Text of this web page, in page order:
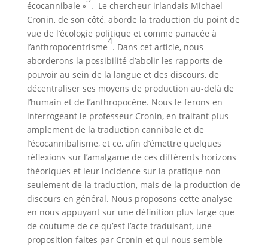
écocannibale » . Le chercheur irlandais Michael
Cronin, de son côté, aborde la traduction du point de
vue de l’écologie politique et comme panacée à
l’anthropocentrisme
4
. Dans cet article, nous
aborderons la possibilité d’abolir les rapports de
pouvoir au sein de la langue et des discours, de
décentraliser ses moyens de production au-delà de
l’humain et de l’anthropocène. Nous le ferons en
interrogeant le professeur Cronin, en traitant plus
amplement de la traduction cannibale et de
l’écocannibalisme, et ce, afin d’émettre quelques
réflexions sur l’amalgame de ces différents horizons
théoriques et leur incidence sur la pratique non
seulement de la traduction, mais de la production de
discours en général. Nous proposons cette analyse
en nous appuyant sur une définition plus large que
de coutume de ce qu’est l’acte traduisant, une
proposition faites par Cronin et qui nous semble